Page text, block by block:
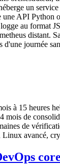
un
une API Python
au format
distant.
d'une journée
à 15 heures
mois de
de
Linux avancé,
core